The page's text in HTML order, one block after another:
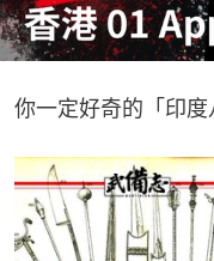
你一定好奇的「印度